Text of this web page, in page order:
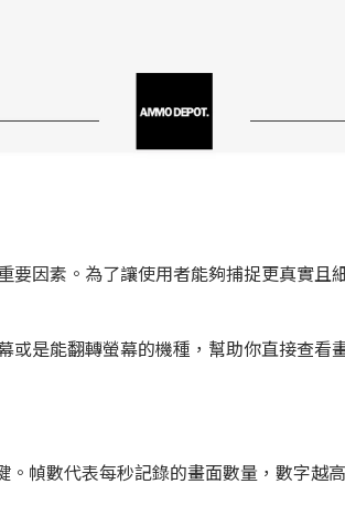
因素。為了讓使用者能夠捕捉更真實
是能翻轉螢幕的機種，幫助你直接查看
幀數代表每秒記錄的畫面數量，數字越